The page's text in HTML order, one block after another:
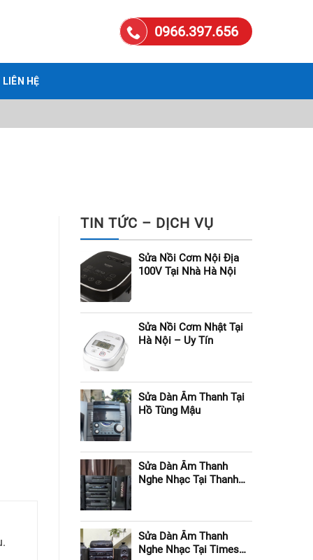
0966.397.656
LIÊN HỆ
TIN TỨC – DỊCH VỤ
Sửa Nồi Cơm Nội Địa
100V Tại Nhà Hà Nội
Sửa Nồi Cơm Nhật Tại
Hà Nội – Uy Tín
Sửa Dàn Âm Thanh Tại
Hồ Tùng Mậu
Sửa Dàn Âm Thanh
Nghe Nhạc Tại Thanh
Sửa Dàn Âm Thanh
Nghe Nhạc Tại Times